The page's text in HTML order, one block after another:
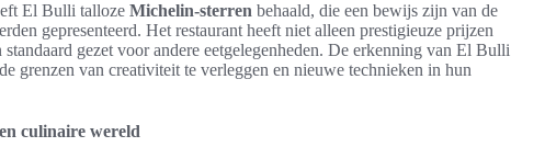
El Bulli talloze Michelin-sterren behaald, die een bewijs zijn van de
gepresenteerd. Het restaurant heeft niet alleen prestigieuze prijzen
gezet voor andere eetgelegenheden. De erkenning van El Bulli
grenzen van creativiteit te verleggen en nieuwe technieken in hun
culinaire wereld